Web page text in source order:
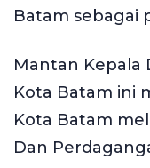
Batam sebagai
Mantan Kepala
Kota Batam ini
Kota Batam
Dan